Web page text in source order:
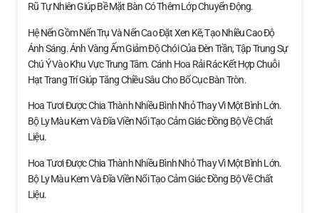
Rũ Tự Nhiên Giúp Bề Mặt Bàn Có Thêm Lớp Chuyển Động.
Hệ Nến Gồm Nến Trụ Và Nến Cao Đặt Xen Kẽ, Tạo Nhiều Cao Độ
Ánh Sáng. Ánh Vàng Ấm Giảm Độ Chói Của Đèn Trần, Tập Trung Sự
Chú Ý Vào Khu Vực Trung Tâm. Cánh Hoa Rải Rác Kết Hợp Chuỗi
Hạt Trang Trí Giúp Tăng Chiều Sâu Cho Bố Cục Bàn Tròn.
Hoa Tươi Được Chia Thành Nhiều Bình Nhỏ Thay Vì Một Bình Lớn.
Bộ Ly Màu Kem Và Đĩa Viền Nổi Tạo Cảm Giác Đồng Bộ Về Chất
Liệu.
Hoa Tươi Được Chia Thành Nhiều Bình Nhỏ Thay Vì Một Bình Lớn.
Bộ Ly Màu Kem Và Đĩa Viền Nổi Tạo Cảm Giác Đồng Bộ Về Chất
Liệu.